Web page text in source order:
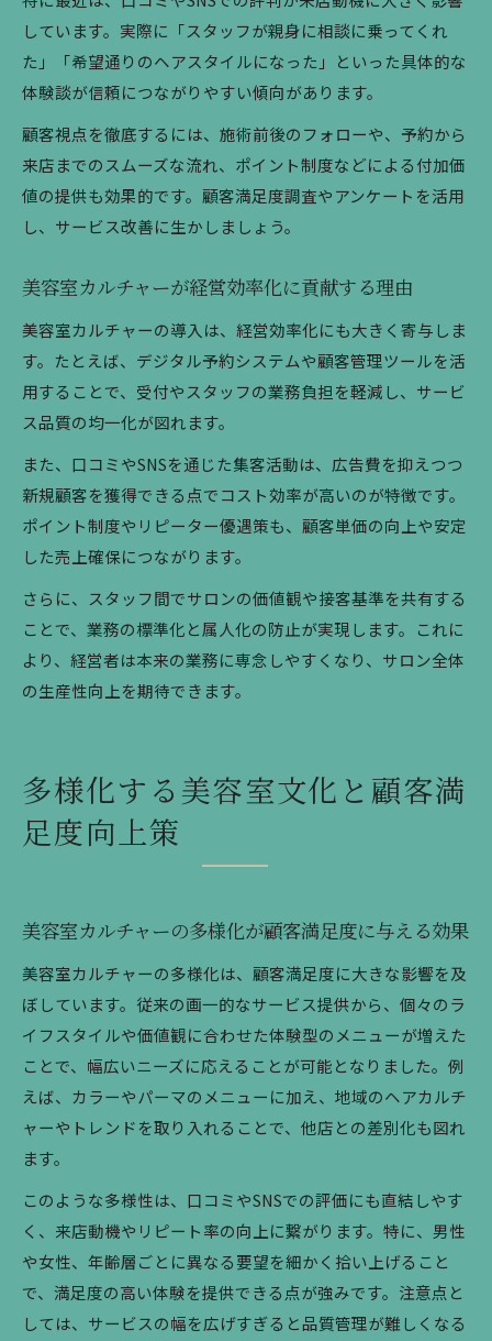
しています。実際に「スタッフが親身に相談に乗ってくれ
た」「希望通りのヘアスタイルになった」といった具体的な
体験談が信頼につながりやすい傾向があります。
顧客視点を徹底するには、施術前後のフォローや、予約から
来店までのスムーズな流れ、ポイント制度などによる付加価
値の提供も効果的です。顧客満足度調査やアンケートを活用
し、サービス改善に生かしましょう。
美容室カルチャーが経営効率化に貢献する理由
美容室カルチャーの導入は、経営効率化にも大きく寄与しま
す。たとえば、デジタル予約システムや顧客管理ツールを活
用することで、受付やスタッフの業務負担を軽減し、サービ
ス品質の均一化が図れます。
また、口コミやSNSを通じた集客活動は、広告費を抑えつつ
新規顧客を獲得できる点でコスト効率が高いのが特徴です。
ポイント制度やリピーター優遇策も、顧客単価の向上や安定
した売上確保につながります。
さらに、スタッフ間でサロンの価値観や接客基準を共有する
ことで、業務の標準化と属人化の防止が実現します。これに
より、経営者は本来の業務に専念しやすくなり、サロン全体
の生産性向上を期待できます。
多様化する美容室文化と顧客満
足度向上策
美容室カルチャーの多様化が顧客満足度に与える効果
美容室カルチャーの多様化は、顧客満足度に大きな影響を及
ぼしています。従来の画一的なサービス提供から、個々のラ
イフスタイルや価値観に合わせた体験型のメニューが増えた
ことで、幅広いニーズに応えることが可能となりました。例
えば、カラーやパーマのメニューに加え、地域のヘアカルチ
ャーやトレンドを取り入れることで、他店との差別化も図れ
ます。
このような多様性は、口コミやSNSでの評価にも直結しやす
く、来店動機やリピート率の向上に繋がります。特に、男性
や女性、年齢層ごとに異なる要望を細かく拾い上げること
で、満足度の高い体験を提供できる点が強みです。注意点と
しては、サービスの幅を広げすぎると品質管理が難しくなる